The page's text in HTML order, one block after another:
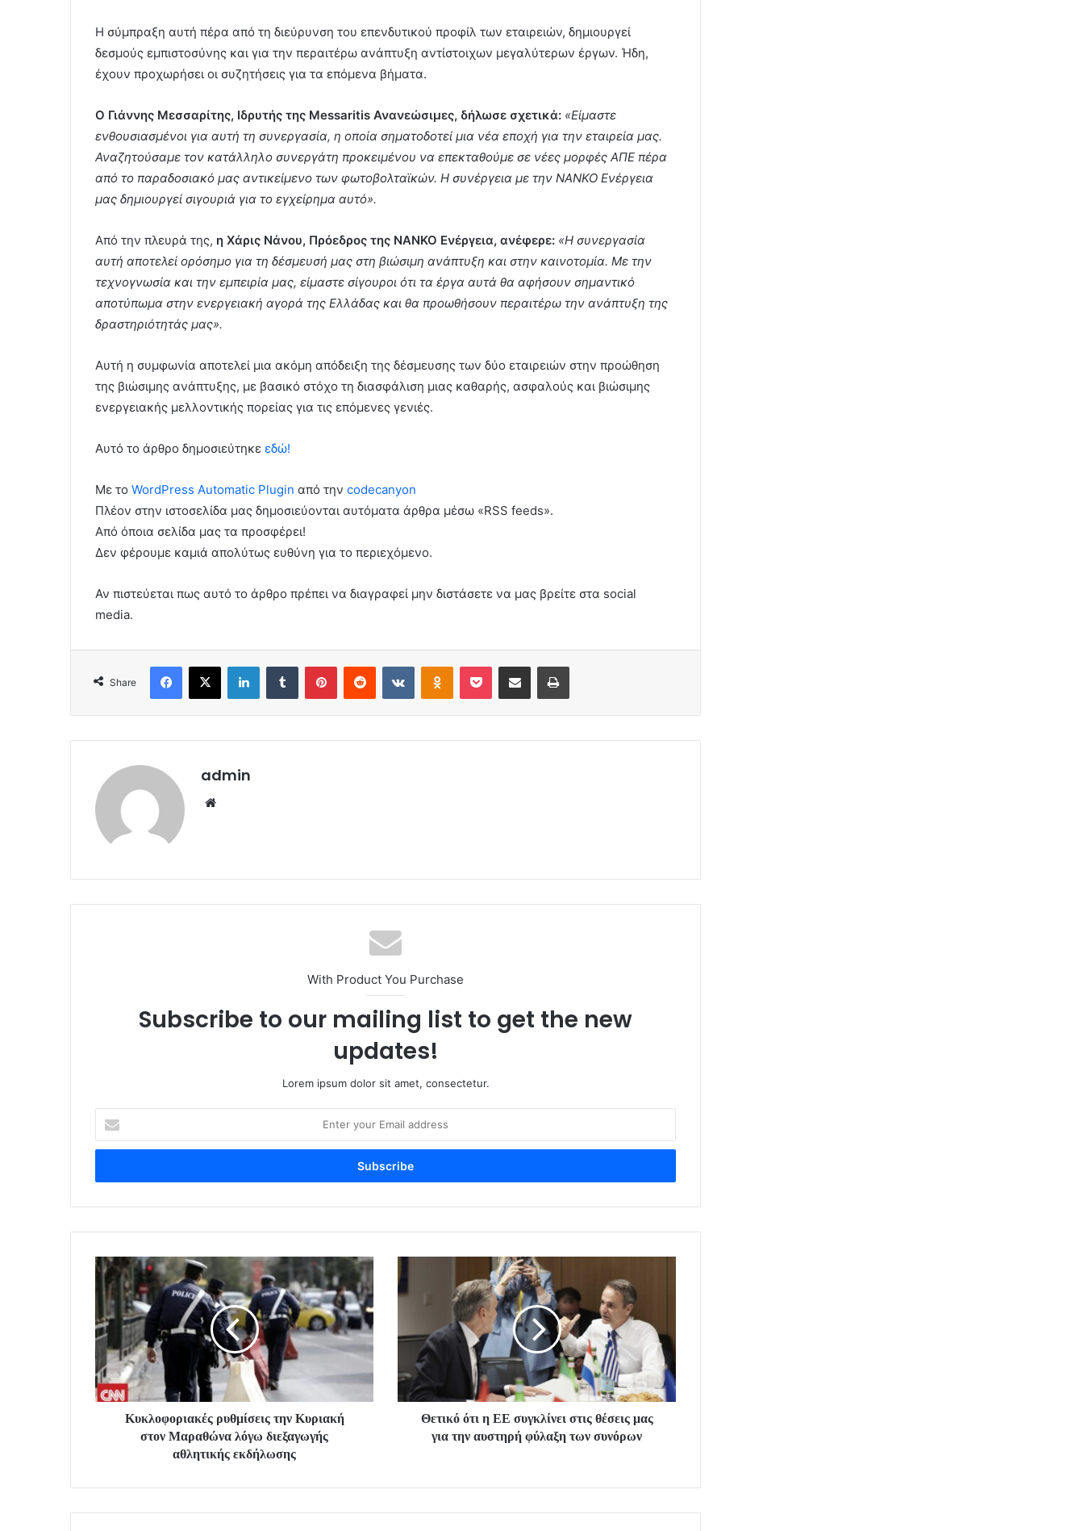
Η σύμπραξη αυτή πέρα από τη διεύρυνση του επενδυτικού προφίλ των εταιρειών, δημιουργεί
δεσμούς εμπιστοσύνης και για την περαιτέρω ανάπτυξη αντίστοιχων μεγαλύτερων έργων. Ήδη,
έχουν προχωρήσει οι συζητήσεις για τα επόμενα βήματα.
Ο Γιάννης Μεσσαρίτης, Ιδρυτής της Messaritis Ανανεώσιμες, δήλωσε σχετικά: «Είμαστε
ενθουσιασμένοι για αυτή τη συνεργασία, η οποία σηματοδοτεί μια νέα εποχή για την εταιρεία μας.
Αναζητούσαμε τον κατάλληλο συνεργάτη προκειμένου να επεκταθούμε σε νέες μορφές ΑΠΕ πέρα
από το παραδοσιακό μας αντικείμενο των φωτοβολταϊκών. Η συνέργεια με την ΝΑΝΚΟ Ενέργεια
μας δημιουργεί σιγουριά για το εγχείρημα αυτό».
Από την πλευρά της, η Χάρις Νάνου, Πρόεδρος της ΝΑΝΚΟ Ενέργεια, ανέφερε: «Η συνεργασία
αυτή αποτελεί ορόσημο για τη δέσμευσή μας στη βιώσιμη ανάπτυξη και στην καινοτομία. Με την
τεχνογνωσία και την εμπειρία μας, είμαστε σίγουροι ότι τα έργα αυτά θα αφήσουν σημαντικό
αποτύπωμα στην ενεργειακή αγορά της Ελλάδας και θα προωθήσουν περαιτέρω την ανάπτυξη της
δραστηριότητάς μας».
Αυτή η συμφωνία αποτελεί μια ακόμη απόδειξη της δέσμευσης των δύο εταιρειών στην προώθηση
της βιώσιμης ανάπτυξης, με βασικό στόχο τη διασφάλιση μιας καθαρής, ασφαλούς και βιώσιμης
ενεργειακής μελλοντικής πορείας για τις επόμενες γενιές.
Αυτό το άρθρο δημοσιεύτηκε εδώ!
Με το WordPress Automatic Plugin από την codecanyon
Πλέον στην ιστοσελίδα μας δημοσιεύονται αυτόματα άρθρα μέσω «RSS feeds».
Από όποια σελίδα μας τα προσφέρει!
Δεν φέρουμε καμιά απολύτως ευθύνη για το περιεχόμενο.
Αν πιστεύεται πως αυτό το άρθρο πρέπει να διαγραφεί μην διστάσετε να μας βρείτε στα social
media.
Share
Facebook
X LinkedInTumblr PinterestReddit VKontakteOdnoklassniki
Pocket Share via Email Print
admin
With Product You Purchase
Subscribe to our mailing list to get the new
updates!
Lorem ipsum dolor sit amet, consectetur.
your
Email
Κυκλοφοριακές ρυθμίσεις την Κυριακή
στον Μαραθώνα λόγω διεξαγωγής
αθλητικής εκδήλωσης
Θετικό ότι η ΕΕ συγκλίνει στις θέσεις μας
για την αυστηρή φύλαξη των συνόρων